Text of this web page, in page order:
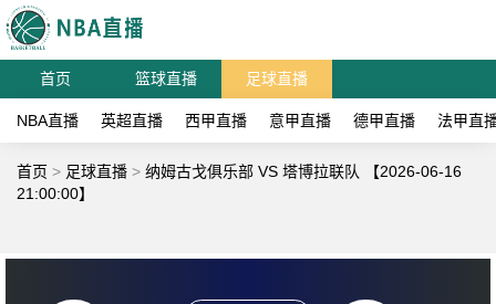
首页 篮球直播 足球直播
NBA直播 英超直播 西甲直播 意甲直播 德甲直播 法甲直
首页 > 足球直播 > 纳姆古戈俱乐部 VS 塔博拉联队 【2026-06-16
21:00:00】